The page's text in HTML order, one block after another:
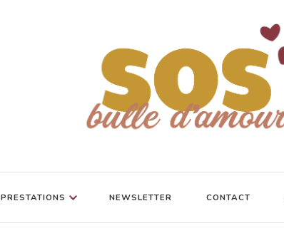
PRESTATIONS NEWSLETTER CONTACT